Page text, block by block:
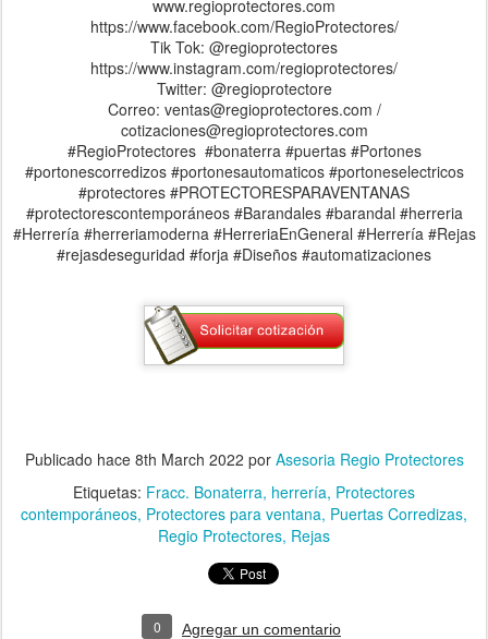
www.regioprotectores.com
https://www.facebook.com/RegioProtectores/
Tik Tok: @regioprotectores
https://www.instagram.com/regioprotectores/
Twitter: @regioprotectore
Correo: ventas@regioprotectores.com /
cotizaciones@regioprotectores.com
#RegioProtectores #bonaterra #puertas #Portones
#portonescorredizos #portonesautomaticos #portoneselectricos
#protectores #PROTECTORESPARAVENTANAS
#protectorescontemporáneos #Barandales #barandal #herreria
#Herrería #herreriamoderna #HerreriaEnGeneral #Herrería #Rejas
#rejasdeseguridad #forja #Diseños #automatizaciones
Publicado hace 8th March 2022 por Asesoria Regio Protectores
Etiquetas: Fracc. Bonaterra herrería Protectores
contemporáneos Protectores para ventana Puertas Corredizas
Regio Protectores Rejas
0 Agregar un comentario